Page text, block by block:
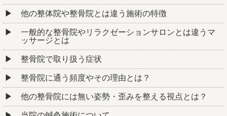
他の整体院や整骨院とは違う施術の特徴
一般的な整骨院やリラクゼーションサロンとは違うマ
ッサージとは
整骨院で取り扱う症状
整骨院に通う頻度やその理由とは？
他の整骨院には無い姿勢・歪みを整える視点とは？